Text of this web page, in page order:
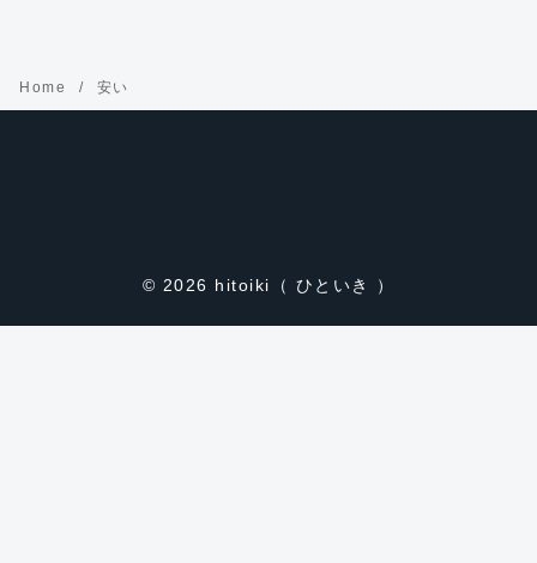
Home 安い
© 2026 hitoiki（ ひといき ）